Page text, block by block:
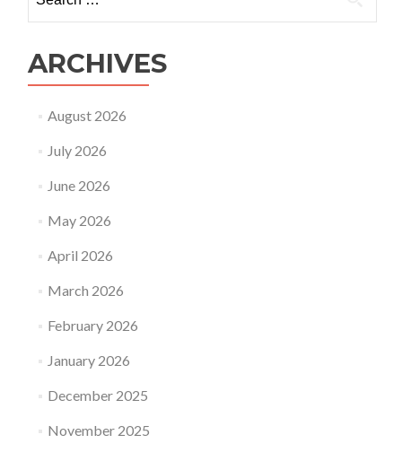
for:
ARCHIVES
August 2026
July 2026
June 2026
May 2026
April 2026
March 2026
February 2026
January 2026
December 2025
November 2025